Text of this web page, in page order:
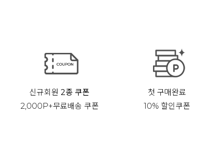
신규회원2종 쿠폰
2,000P+무료배송 쿠폰
첫 구매완료
10% 할인쿠폰